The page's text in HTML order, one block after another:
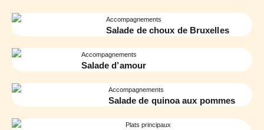
Accompagnements
Salade de choux de Bruxelles
Accompagnements
Salade d’amour
Accompagnements
Salade de quinoa aux pommes
Plats principaux